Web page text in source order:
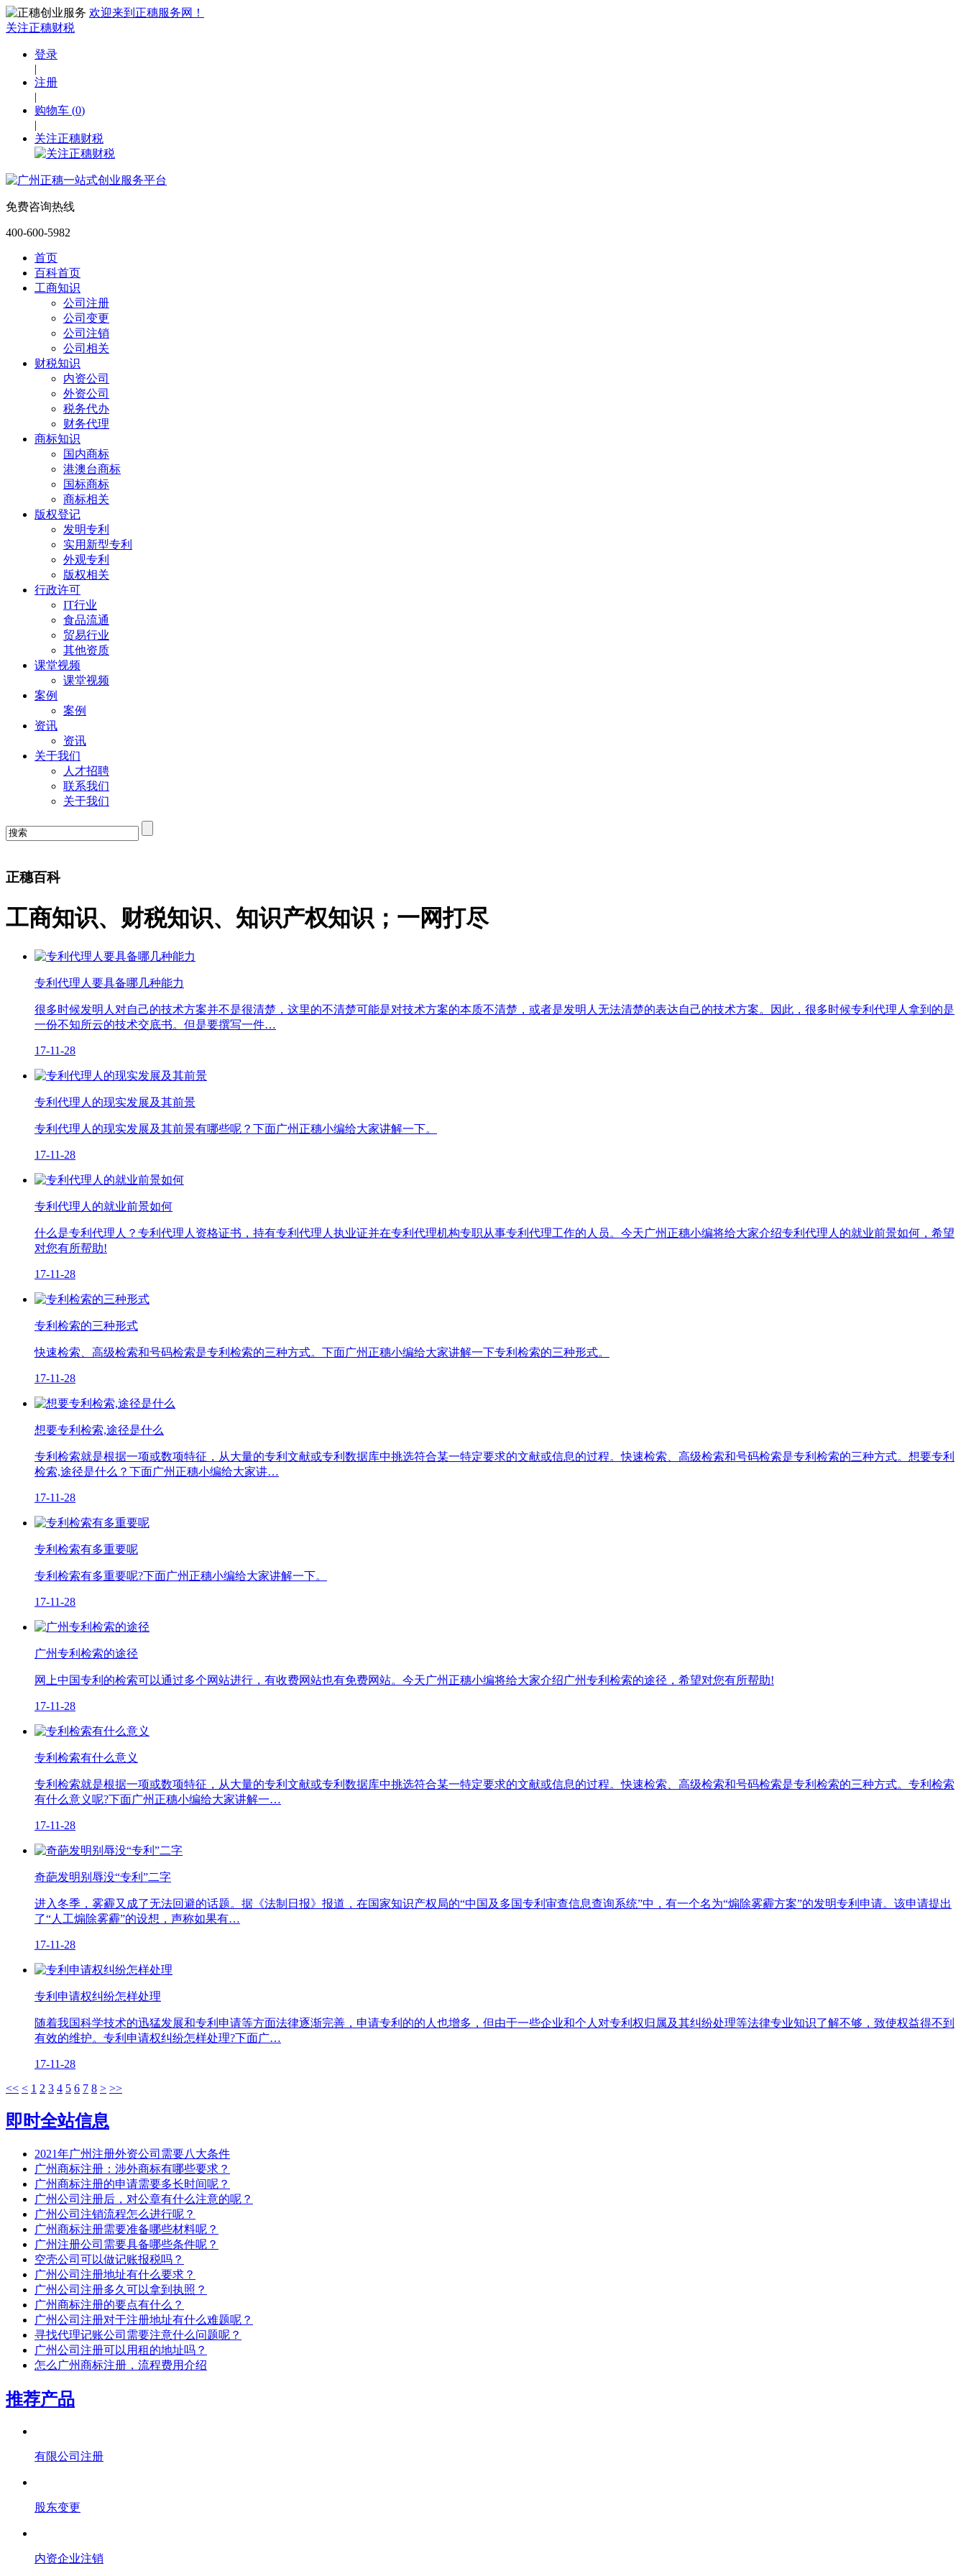
欢迎来到正穗服务网！
关注正穗财税
登录
|
注册
|
购物车 (0)
|
关注正穗财税
免费咨询热线
400-600-5982
首页
百科首页
工商知识
公司注册
公司变更
公司注销
公司相关
财税知识
内资公司
外资公司
税务代办
财务代理
商标知识
国内商标
港澳台商标
国标商标
商标相关
版权登记
发明专利
实用新型专利
外观专利
版权相关
行政许可
IT行业
食品流通
贸易行业
其他资质
课堂视频
课堂视频
案例
案例
资讯
资讯
关于我们
人才招聘
联系我们
关于我们
正穗百科
工商知识、财税知识、知识产权知识；一网打尽
专利代理人要具备哪几种能力
很多时候发明人对自己的技术方案并不是很清楚，这里的不清楚可能是对技术方案的本质不清楚，或者是发明人无法清楚的表达自己的技术方案。因此，很多时候专利代理人拿到的是
一份不知所云的技术交底书。但是要撰写一件…
17-11-28
专利代理人的现实发展及其前景
专利代理人的现实发展及其前景有哪些呢？下面广州正穗小编给大家讲解一下。
17-11-28
专利代理人的就业前景如何
什么是专利代理人？专利代理人资格证书，持有专利代理人执业证并在专利代理机构专职从事专利代理工作的人员。今天广州正穗小编将给大家介绍专利代理人的就业前景如何，希望
对您有所帮助!
17-11-28
专利检索的三种形式
快速检索、高级检索和号码检索是专利检索的三种方式。下面广州正穗小编给大家讲解一下专利检索的三种形式。
17-11-28
想要专利检索,途径是什么
专利检索就是根据一项或数项特征，从大量的专利文献或专利数据库中挑选符合某一特定要求的文献或信息的过程。快速检索、高级检索和号码检索是专利检索的三种方式。想要专利
检索,途径是什么？下面广州正穗小编给大家讲…
17-11-28
专利检索有多重要呢
专利检索有多重要呢?下面广州正穗小编给大家讲解一下。
17-11-28
广州专利检索的途径
网上中国专利的检索可以通过多个网站进行，有收费网站也有免费网站。今天广州正穗小编将给大家介绍广州专利检索的途径，希望对您有所帮助!
17-11-28
专利检索有什么意义
专利检索就是根据一项或数项特征，从大量的专利文献或专利数据库中挑选符合某一特定要求的文献或信息的过程。快速检索、高级检索和号码检索是专利检索的三种方式。专利检索
有什么意义呢?下面广州正穗小编给大家讲解一…
17-11-28
奇葩发明别辱没“专利”二字
进入冬季，雾霾又成了无法回避的话题。据《法制日报》报道，在国家知识产权局的“中国及多国专利审查信息查询系统”中，有一个名为“煽除雾霾方案”的发明专利申请。该申请提出
了“人工煽除雾霾”的设想，声称如果有…
17-11-28
专利申请权纠纷怎样处理
随着我国科学技术的迅猛发展和专利申请等方面法律逐渐完善，申请专利的的人也增多，但由于一些企业和个人对专利权归属及其纠纷处理等法律专业知识了解不够，致使权益得不到
有效的维护。专利申请权纠纷怎样处理?下面广…
17-11-28
<< < 1 2 3 4 5 6 7 8 > >>
即时全站信息
2021年广州注册外资公司需要八大条件
广州商标注册：涉外商标有哪些要求？
广州商标注册的申请需要多长时间呢？
广州公司注册后，对公章有什么注意的呢？
广州公司注销流程怎么进行呢？
广州商标注册需要准备哪些材料呢？
广州注册公司需要具备哪些条件呢？
空壳公司可以做记账报税吗？
广州公司注册地址有什么要求？
广州公司注册多久可以拿到执照？
广州商标注册的要点有什么？
广州公司注册对于注册地址有什么难题呢？
寻找代理记账公司需要注意什么问题呢？
广州公司注册可以用租的地址吗？
怎么广州商标注册，流程费用介绍
推荐产品
有限公司注册
股东变更
内资企业注销